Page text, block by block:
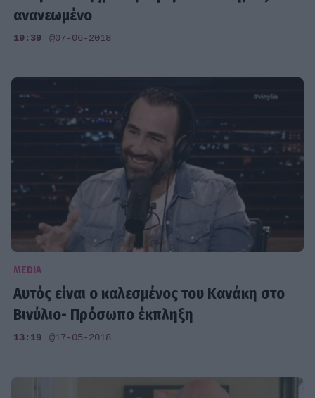
ανανεωμένο
19:39 @07-06-2018
MEDIA
Αυτός είναι ο καλεσμένος του Κανάκη στο
Βινύλιο- Πρόσωπο έκπληξη
13:19 @17-05-2018